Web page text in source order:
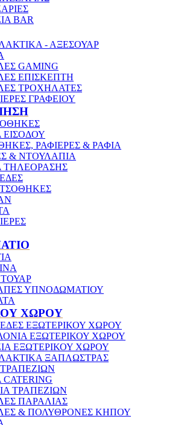
BAR
- ΑΞΕΣΟΥΑΡ
GAMING
ΕΠΙΣΚΕΠΤΗ
ΤΡΟΧΗΛΑΤΕΣ
ΓΡΑΦΕΙΟΥ
ΕΙΣΟΔΟΥ
ΡΑΦΙΕΡΕΣ & ΡΑΦΙΑ
& ΝΤΟΥΛΑΠΙΑ
ΤΗΛΕΟΡΑΣΗΣ
ΥΠΝΟΔΩΜΑΤΙΟΥ
ΧΩΡΟΥ
ΕΞΩΤΕΡΙΚΟΥ ΧΩΡΟΥ
ΕΞΩΤΕΡΙΚΟΥ ΧΩΡΟΥ
ΕΞΩΤΕΡΙΚΟΥ ΧΩΡΟΥ
ΞΑΠΛΩΣΤΡΑΣ
ΤΡΑΠΕΖΙΩΝ
ΠΑΡΑΛΙΑΣ
& ΠΟΛΥΘΡΟΝΕΣ ΚΗΠΟΥ